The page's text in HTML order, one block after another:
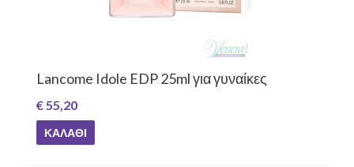
Lancome Idole EDP 25ml για γυναίκες
€ 55,20
ΚΑΛΆΘΙ